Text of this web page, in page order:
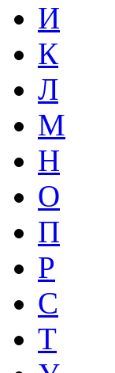
И
К
Л
М
Н
О
П
Р
С
Т